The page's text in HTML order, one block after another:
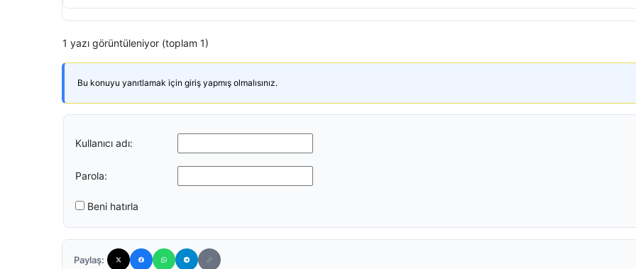
1 yazı görüntüleniyor (toplam 1)
Bu konuyu yanıtlamak için giriş yapmış olmalısınız.
Kullanıcı adı:
Parola:
Beni hatırla
Paylaş: